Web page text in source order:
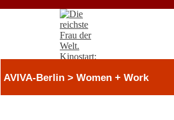
AVIVA-Berlin > Women + Work